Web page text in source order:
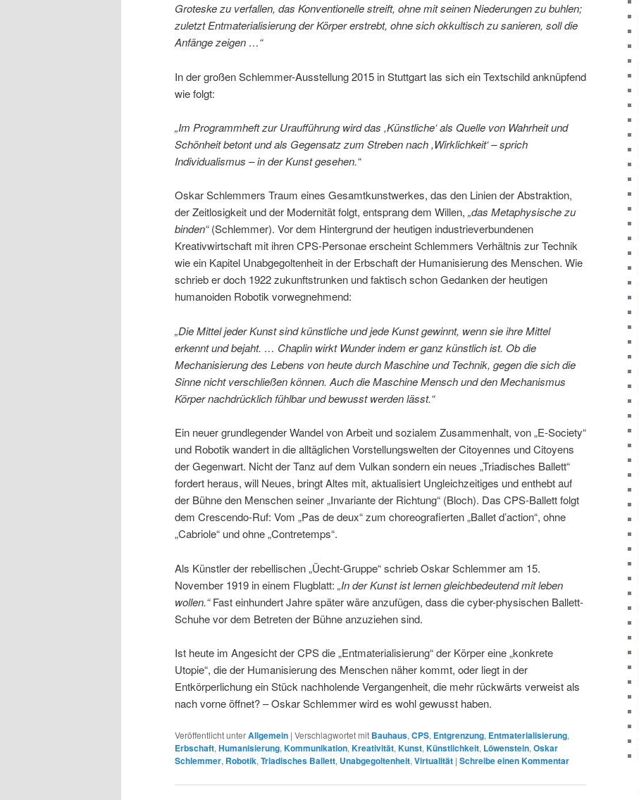
Groteske zu verfallen, das Konventionelle streift, ohne mit seinen Niederungen zu buhlen;
zuletzt Entmaterialisierung der Körper erstrebt, ohne sich okkultisch zu sanieren, soll die
Anfänge zeigen …“
In der großen Schlemmer-Ausstellung 2015 in Stuttgart las sich ein Textschild anknüpfend
wie folgt:
„Im Programmheft zur Uraufführung wird das ,Künstliche‘ als Quelle von Wahrheit und
Schönheit betont und als Gegensatz zum Streben nach ,Wirklichkeit‘ – sprich
Individualismus – in der Kunst gesehen.“
Oskar Schlemmers Traum eines Gesamtkunstwerkes, das den Linien der Abstraktion,
der Zeitlosigkeit und der Modernität folgt, entsprang dem Willen, „das Metaphysische zu
binden“(Schlemmer). Vor dem Hintergrund der heutigen industrieverbundenen
Kreativwirtschaft mit ihren CPS-Personae erscheint Schlemmers Verhältnis zur Technik
wie ein Kapitel Unabgegoltenheit in der Erbschaft der Humanisierung des Menschen. Wie
schrieb er doch 1922 zukunftstrunken und faktisch schon Gedanken der heutigen
humanoiden Robotik vorwegnehmend:
„Die Mittel jeder Kunst sind künstliche und jede Kunst gewinnt, wenn sie ihre Mittel
erkennt und bejaht. … Chaplin wirkt Wunder indem er ganz künstlich ist. Ob die
Mechanisierung des Lebens von heute durch Maschine und Technik, gegen die sich die
Sinne nicht verschließen können. Auch die Maschine Mensch und den Mechanismus
Körper nachdrücklich fühlbar und bewusst werden lässt.“
Ein neuer grundlegender Wandel von Arbeit und sozialem Zusammenhalt, von „E-Society“
und Robotik wandert in die alltäglichen Vorstellungswelten der Citoyennes und Citoyens
der Gegenwart. Nicht der Tanz auf dem Vulkan sondern ein neues „Triadisches Ballett“
fordert heraus, will Neues, bringt Altes mit, aktualisiert Ungleichzeitiges und enthebt auf
der Bühne den Menschen seiner „Invariante der Richtung“ (Bloch). Das CPS-Ballett folgt
dem Crescendo-Ruf: Vom „Pas de deux“ zum choreografierten „Ballet d’action“, ohne
„Cabriole“ und ohne „Contretemps“.
Als Künstler der rebellischen „Üecht-Gruppe“ schrieb Oskar Schlemmer am 15.
November 1919 in einem Flugblatt: „In der Kunst ist lernen gleichbedeutend mit leben
wollen.“Fast einhundert Jahre später wäre anzufügen, dass die cyber-physischen Ballett-
Schuhe vor dem Betreten der Bühne anzuziehen sind.
Ist heute im Angesicht der CPS die „Entmaterialisierung“ der Körper eine „konkrete
Utopie“, die der Humanisierung des Menschen näher kommt, oder liegt in der
Entkörperlichung ein Stück nachholende Vergangenheit, die mehr rückwärts verweist als
nach vorne öffnet? – Oskar Schlemmer wird es wohl gewusst haben.
Veröffentlicht unterAllgemein | Verschlagwortet mit Bauhaus, CPS, Entgrenzung, Entmaterialisierung,
Erbschaft, Humanisierung, Kommunikation, Kreativität, Kunst, Künstlichkeit, Löwenstein, Oskar
Schlemmer, Robotik, Triadisches Ballett, Unabgegoltenheit, Virtualität | Schreibe einen Kommentar